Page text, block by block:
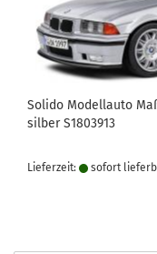
Solido Modellauto
silber S1803913
Lieferzeit: sofort